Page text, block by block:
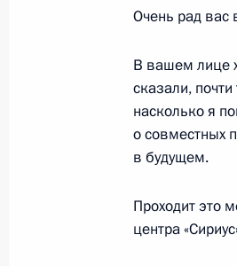
10 декабря
Совещание
10 декабря 2021
9 декабря
Очень рад вас
В вашем лице
сказали,
насколько я
о совместных
в будущем.
Проходит это
центра